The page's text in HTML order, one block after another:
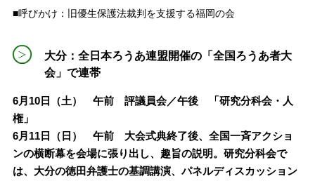
■呼びかけ：旧優生保護法裁判を支援する福岡の会
大分：全日本ろうあ連盟開催の「全国ろうあ者大
会」で連帯
6月10日（土） 午前 評議員会／午後 「研究分科会・人
権」
6月11日（日） 午前 大会式典終了後、全国一斉アクショ
ンの横断幕を会場に張り出し、趣旨の説明。研究分科会で
は、大分の徳田弁護士の基調講演、パネルディスカッション